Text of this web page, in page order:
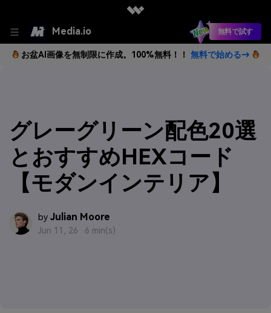
Media.io 無料で試す
お盆AI画像を無制限に作成。100%無料！！ 無料で始める→
グレーグリーン配色20選
とおすすめHEXコード
【モダンインテリア】
by Julian Moore
Jun 11, 26 · 6 min(s)